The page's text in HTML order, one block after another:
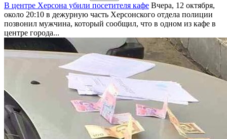
В центре Херсона убили посетителя кафе Вчера, 12 октября,
около 20:10 в дежурную часть Херсонского отдела полиции
позвонил мужчина, который сообщил, что в одном из кафе в
центре города...